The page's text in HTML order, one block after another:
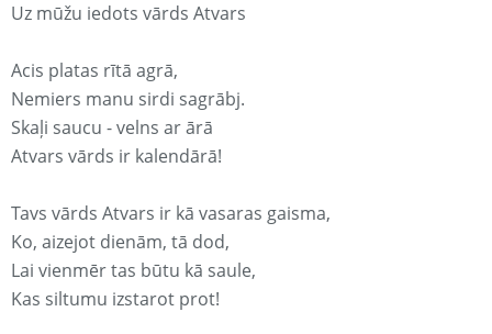
Uz mūžu iedots vārds Atvars
Acis platas rītā agrā,
Nemiers manu sirdi sagrābj.
Skaļi saucu - velns ar ārā
Atvars vārds ir kalendārā!
Tavs vārds Atvars ir kā vasaras gaisma,
Ko, aizejot dienām, tā dod,
Lai vienmēr tas būtu kā saule,
Kas siltumu izstarot prot!